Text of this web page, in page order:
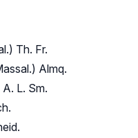
Th. Fr.
Almq.
L. Sm.